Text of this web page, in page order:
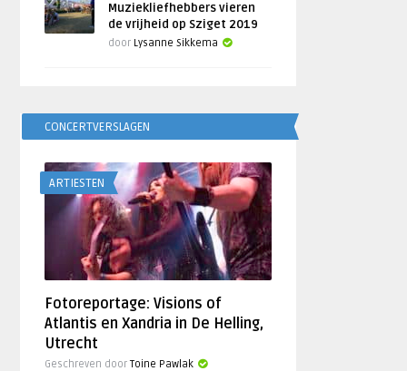
Muziekliefhebbers vieren
de vrijheid op Sziget 2019
door Lysanne Sikkema
CONCERTVERSLAGEN
ARTIESTEN
Fotoreportage: Visions of
Atlantis en Xandria in De Helling,
Utrecht
Geschreven doorToine Pawlak